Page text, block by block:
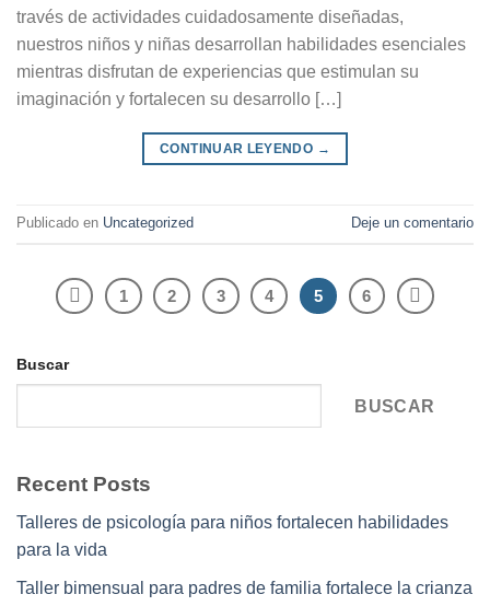
través de actividades cuidadosamente diseñadas,
nuestros niños y niñas desarrollan habilidades esenciales
mientras disfrutan de experiencias que estimulan su
imaginación y fortalecen su desarrollo […]
CONTINUAR LEYENDO →
Publicado en Uncategorized Deje un comentario
1 2 3 4 5 6
Buscar
BUSCAR
Recent Posts
Talleres de psicología para niños fortalecen habilidades
para la vida
Taller bimensual para padres de familia fortalece la crianza